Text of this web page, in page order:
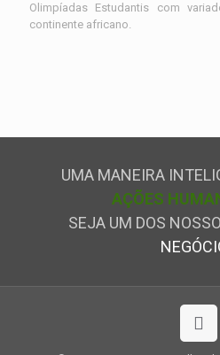
Olimpíadas Estudantis com
continente africano.
UMA MANEIRA
AÇÕES
SEJA UM DOS